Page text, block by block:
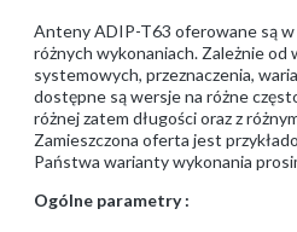
Anteny ADIP-T63 oferowane są
różnych wykonaniach. Zależnie od
systemowych, przeznaczenia,
dostępne są wersje na różne
różnej zatem długości oraz z
Zamieszczona oferta jest
Państwa warianty wykonania
Ogólne parametry :